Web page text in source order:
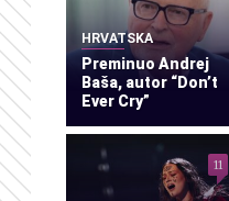
HRVATSKA
Preminuo Andrej
Baša, autor “Don’t
Ever Cry”
11